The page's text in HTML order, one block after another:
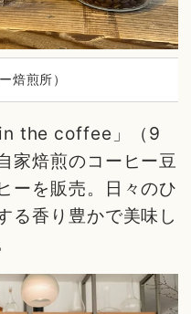
煎所）
the coffee」（9
家焙煎のコーヒー豆
ーを販売。日々のひ
る香り豊かで美味し